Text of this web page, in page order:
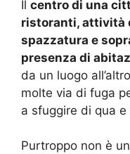
Il centro di una
ristoranti, attività
spazzatura e
presenza di
da un luogo
molte via di fuga
a sfuggire di qua e
Purtroppo non è